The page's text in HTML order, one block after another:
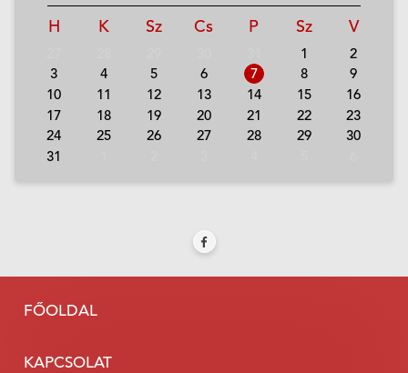
H K Sz Cs P Sz V
1
2
3
4 5 6 7 8
9
10
11 12 13 14 15
16
17
18 19 20 21 22
23
24
25 26 27 28 29
30
31
FŐOLDAL
KAPCSOLAT